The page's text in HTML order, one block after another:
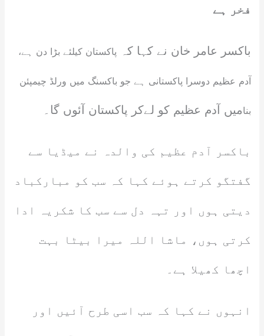
فخر ہے
باکسر عامر خان نے کہا کہ پاکستان کیلئے بڑا دن ہے،
آدم عظیم دوسرا پاکستانی ہے جو باکسنگ میں ورلڈ چیمپئن
بنامیں آدم عظیم کو لےکر پاکستان آئوں گا۔
باکسر آدم عظیم کی والدہ نے میڈیا سے
گفتگو کرتے ہوئے کہا کہ سب کو مبارکباد
دیتی ہوں اور تہہ دل سے سب کا شکریہ ادا
کرتی ہوں، ماشا اللہ میرا بیٹا بہت
اچھا کھیلا ہے۔
انہوں نے کہا کہ سب اسی طرح آئیں اور